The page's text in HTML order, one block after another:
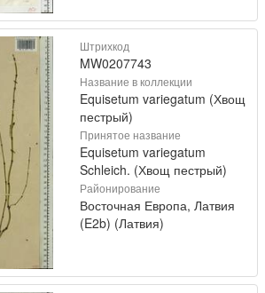
Штрихкод
MW0207743
Название в коллекции
Equisetum variegatum (Хвощ
пестрый)
Принятое название
Equisetum variegatum
Schleich. (Хвощ пестрый)
Районирование
Восточная Европа, Латвия
(E2b) (Латвия)